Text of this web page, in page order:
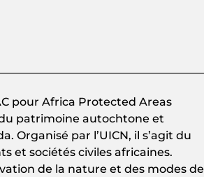
pour Africa Protected Areas
du patrimoine autochtone et
Organisé par l’UICN, il s’agit du
et sociétés civiles africaines.
de la nature et des modes de